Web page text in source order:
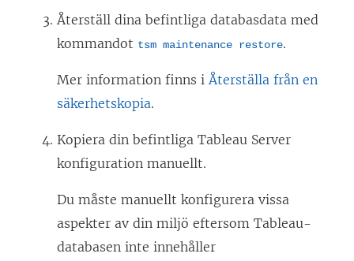
ä
n
e
ö
n
a
Återställ dina befintliga databasdata med
kommandot tsm maintenance restore.
Mer information finns i Återställa från en
säkerhetskopia.
Kopiera din befintliga Tableau Server
konfiguration manuellt.
Du måste manuellt konfigurera vissa
aspekter av din miljö eftersom Tableau-
databasen inte innehåller